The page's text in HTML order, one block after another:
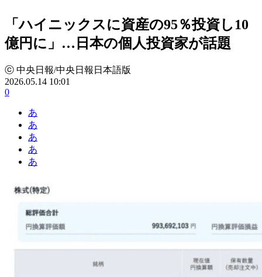
「ハイニックスに資産の95％投資し10
億円に」…日本の個人投資家が話題
ⓒ 中央日報/中央日報日本語版
2026.05.14 10:01
0
あ
あ
あ
あ
あ